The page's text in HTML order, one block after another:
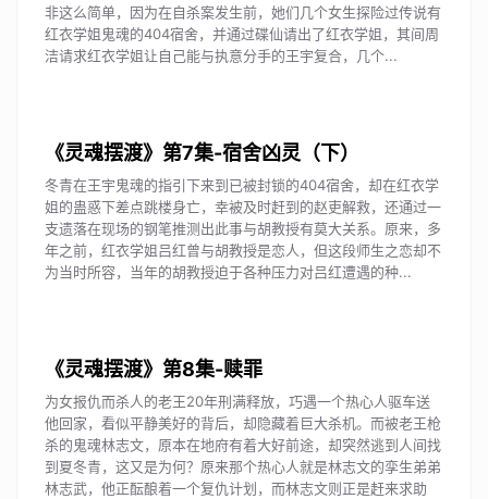
非这么简单，因为在自杀案发生前，她们几个女生探险过传说有
红衣学姐鬼魂的404宿舍，并通过碟仙请出了红衣学姐，其间周
洁请求红衣学姐让自己能与执意分手的王宇复合，几个...
《灵魂摆渡》第7集-宿舍凶灵（下）
冬青在王宇鬼魂的指引下来到已被封锁的404宿舍，却在红衣学
姐的蛊惑下差点跳楼身亡，幸被及时赶到的赵吏解救，还通过一
支遗落在现场的钢笔推测出此事与胡教授有莫大关系。原来，多
年之前，红衣学姐吕红曾与胡教授是恋人，但这段师生之恋却不
为当时所容，当年的胡教授迫于各种压力对吕红遭遇的种...
《灵魂摆渡》第8集-赎罪
为女报仇而杀人的老王20年刑满释放，巧遇一个热心人驱车送
他回家，看似平静美好的背后，却隐藏着巨大杀机。而被老王枪
杀的鬼魂林志文，原本在地府有着大好前途，却突然逃到人间找
到夏冬青，这又是为何？原来那个热心人就是林志文的孪生弟弟
林志武，他正酝酿着一个复仇计划，而林志文则正是赶来求助